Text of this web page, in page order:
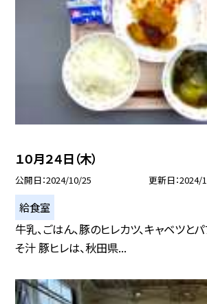
１０月２４日（木）
公開日 2024/10/25 更新日 2024/
給食室
牛乳、ごはん、豚のヒレカツ、キャベツと
そ汁 豚ヒレは、秋田県...